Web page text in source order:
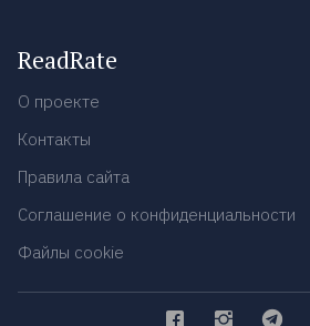
ReadRate
О проекте
Контакты
Правила сайта
Соглашение о конфиденциальности
Файлы cookie